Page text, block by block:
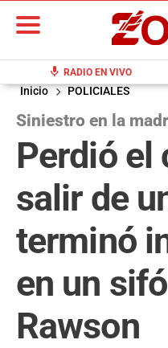
mic RADIO EN VIVO
Inicio POLICIALES
Siniestro en la
Perdió el
salir de
terminó
en un
Rawson